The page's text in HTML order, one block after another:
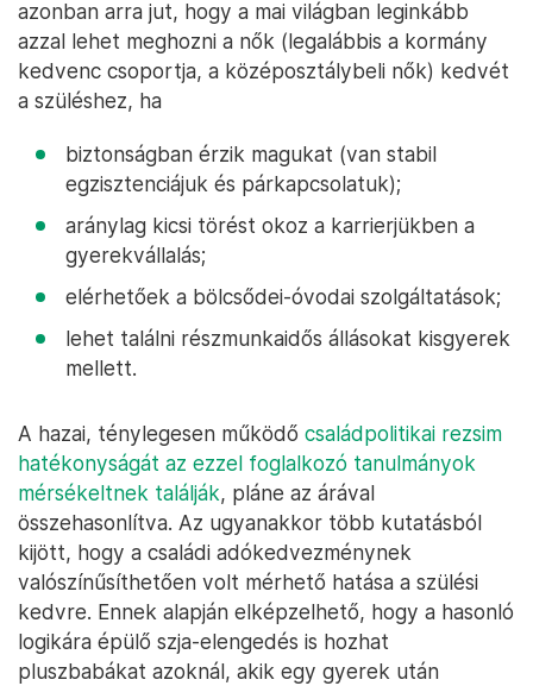
azonban arra jut, hogy a mai világban leginkább
azzal lehet meghozni a nők (legalábbis a kormány
kedvenc csoportja, a középosztálybeli nők) kedvét
a szüléshez, ha
biztonságban érzik magukat (van stabil
egzisztenciájuk és párkapcsolatuk);
aránylag kicsi törést okoz a karrierjükben a
gyerekvállalás;
elérhetőek a bölcsődei-óvodai szolgáltatások;
lehet találni részmunkaidős állásokat kisgyerek
mellett.
A hazai, ténylegesen működő családpolitikai rezsim
hatékonyságát az ezzel foglalkozó tanulmányok
mérsékeltnek találják, pláne az árával
összehasonlítva. Az ugyanakkor több kutatásból
kijött, hogy a családi adókedvezménynek
valószínűsíthetően volt mérhető hatása a szülési
kedvre. Ennek alapján elképzelhető, hogy a hasonló
logikára épülő szja-elengedés is hozhat
pluszbabákat azoknál, akik egy gyerek után